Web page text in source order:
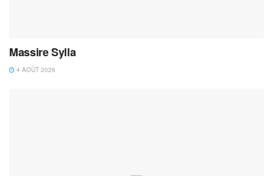
Massire Sylla
4 AOÛT 2026